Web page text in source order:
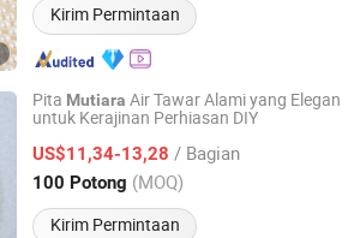
Kirim Permintaan
Pita Mutiara Air Tawar Alami yang Elegan
untuk Kerajinan Perhiasan DIY
US$11,34-13,28 / Bagian
100 Potong (MOQ)
Kirim Permintaan
EXPORT CO., LTD.
Harga mulai 2025